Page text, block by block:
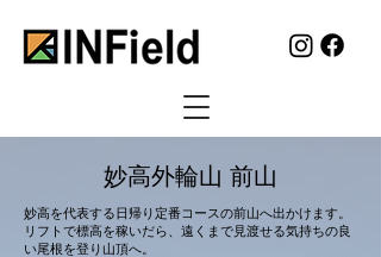
妙高外輪山 ​前山
​妙高を代表する日帰り定番コースの前山へ出かけます。
リフトで標高を稼いだら、遠くまで見渡せる気持ちの良
い尾根を登り山頂へ。